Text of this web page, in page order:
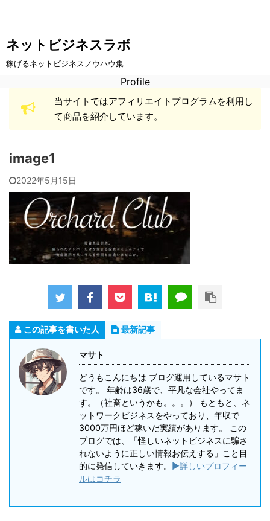
ネットビジネスラボ
稼げるネットビジネスノウハウ集
Profile
当サイトではアフィリエイトプログラムを利用し
て商品を紹介しています。
image1
2022年5月15日
この記事を書いた人 最新記事
マサト
どうもこんにちは ブログ運用しているマサト
です。 年齢は36歳で、平凡な会社やってま
す。（社畜というかも。。。） もともと、ネ
ットワークビジネスをやっており、年収で
3000万円ほど稼いだ実績があります。 この
ブログでは、「怪しいネットビジネスに騙さ
れないように正しい情報お伝えする」こと目
的に発信していきます。 ▶詳しいプロフィー
ルはコチラ